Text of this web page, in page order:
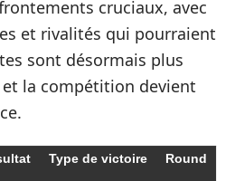
cruciaux, avec
et rivalités qui pourraient
sont désormais plus
et la compétition devient
Type de victoire Round